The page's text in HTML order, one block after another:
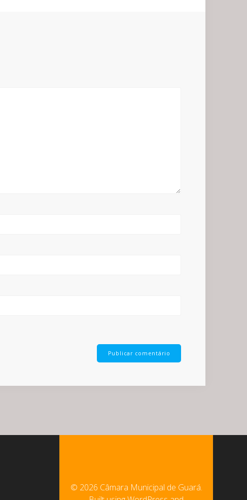
© 2026 Câmara Municipal de Guará.